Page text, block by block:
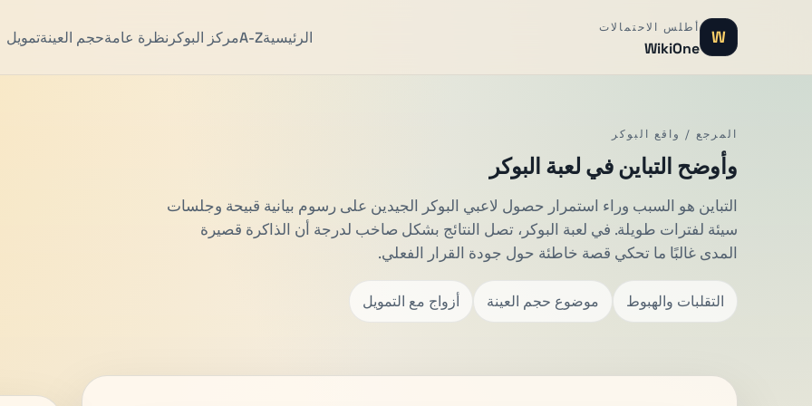
W أطلس الاحتمالات
WikiOne
الرئيسيةA-Zمركز البوكر نظرة عامةحجم العينةتمويل
المرجع / واقع البوكر
وأوضح التباين في لعبة البوكر
التباين هو السبب وراء استمرار حصول لاعبي البوكر الجيدين على رسوم بيانية قبيحة وجلسات
سيئة لفترات طويلة. في لعبة البوكر، تصل النتائج بشكل صاخب لدرجة أن الذاكرة قصيرة
المدى غالبًا ما تحكي قصة خاطئة حول جودة القرار الفعلي.
التقلبات والهبوط موضوع حجم العينة أزواج مع التمويل